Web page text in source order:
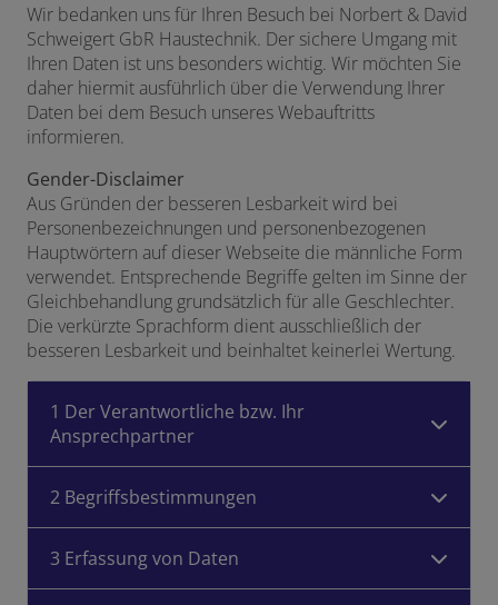
Wir bedanken uns für Ihren Besuch bei Norbert & David
Schweigert GbR Haustechnik. Der sichere Umgang mit
Ihren Daten ist uns besonders wichtig. Wir möchten Sie
daher hiermit ausführlich über die Verwendung Ihrer
Daten bei dem Besuch unseres Webauftritts
informieren.
Gender-Disclaimer
Aus Gründen der besseren Lesbarkeit wird bei
Personenbezeichnungen und personenbezogenen
Hauptwörtern auf dieser Webseite die männliche Form
verwendet. Entsprechende Begriffe gelten im Sinne der
Gleichbehandlung grundsätzlich für alle Geschlechter.
Die verkürzte Sprachform dient ausschließlich der
besseren Lesbarkeit und beinhaltet keinerlei Wertung.
1 Der Verantwortliche bzw. Ihr
Ansprechpartner
2 Begriffsbestimmungen
3 Erfassung von Daten